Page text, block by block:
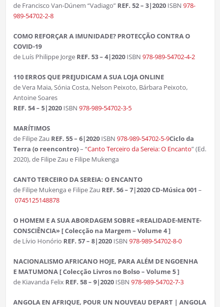
de Francisco Van-Dúnem “Vadiago” REF. 52 – 3|2020ISBN 978-
989-54702-2-8
COMO REFORÇAR A IMUNIDADE? PROTECÇÃO CONTRA O
COVID-19
de Luís Philippe Jorge REF. 53 – 4|2020ISBN 978-989-54702-4-2
110 ERROS QUE PREJUDICAM A SUA LOJA ONLINE
de Vera Maia, Sónia Costa, Nelson Peixoto, Bárbara Peixoto,
Antoine Soares
REF. 54 – 5|2020ISBN 978-989-54702-3-5
MARÍTIMOS
de Filipe Zau REF. 55 – 6|2020ISBN 978-989-54702-5-9Ciclo da
Terra (o reencontro)– “Canto Terceiro da Sereia: O Encanto” (Ed.
2020), de Filipe Zau e Filipe Mukenga
CANTO TERCEIRO DA SEREIA: O ENCANTO
de Filipe Mukenga e Filipe Zau REF. 56 – 7|2020 CD-Música 001 –
0745125148878
O HOMEM E A SUA ABORDAGEM SOBRE «REALIDADE-MENTE-
CONSCIÊNCIA» [ Colecção na Margem – Volume 4 ]
de Lívio Honório REF. 57 – 8|2020ISBN 978-989-54702-8-0
NACIONALISMO AFRICANO HOJE, PARA ALÉM DE NGOENHA
E MATUMONA [ Colecção Livros no Bolso – Volume 5 ]
de Kiavanda Felix REF. 58 – 9|2020ISBN 978-989-54702-7-3
ANGOLA EN AFRIQUE, POUR UN NOUVEAU DEPART | ANGOLA